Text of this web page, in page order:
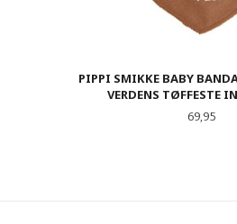
PIPPI SMIKKE BABY
VERDENS TØFFESTE
Pris
69,95